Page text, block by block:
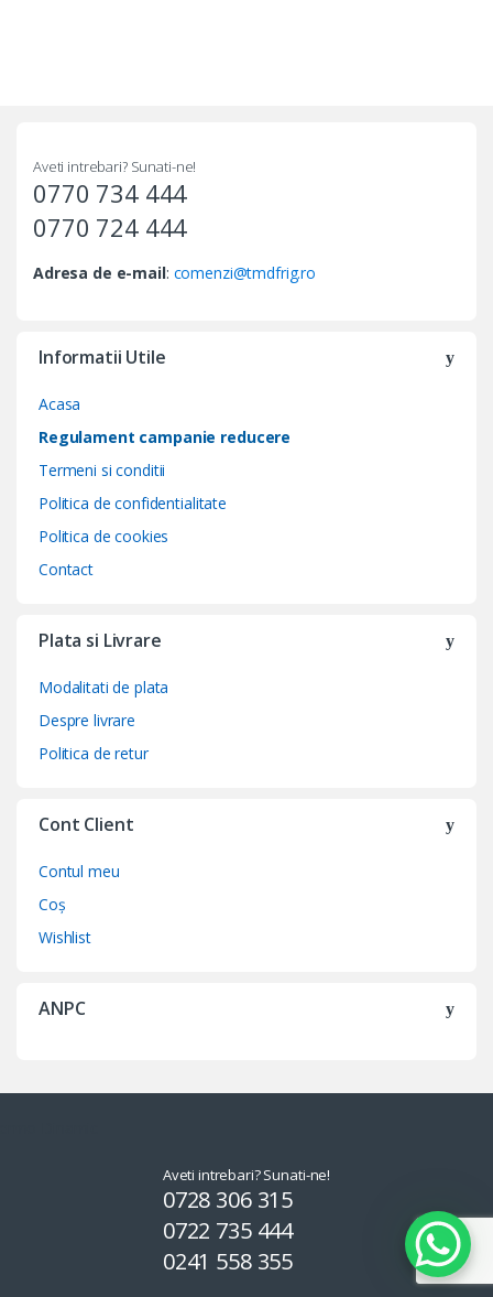
Aveti intrebari? Sunati-ne!
0770 734 444
0770 724 444
Adresa de e-mail: comenzi@tmdfrig.ro
Informatii Utile
Acasa
Regulament campanie reducere
Termeni si conditii
Politica de confidentialitate
Politica de cookies
Contact
Plata si Livrare
Modalitati de plata
Despre livrare
Politica de retur
Cont Client
Contul meu
Coș
Wishlist
ANPC
Aveti intrebari? Sunati-ne!
0728 306 315
0722 735 444
0241 558 355